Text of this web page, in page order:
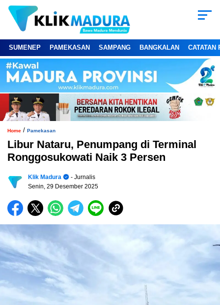
SUMENEP PAMEKASAN SAMPANG BANGKALAN CATATAN
Home / Pamekasan
Libur Nataru, Penumpang di Terminal
Ronggosukowati Naik 3 Persen
Klik Madura
- Jurnalis
Senin, 29 Desember 2025